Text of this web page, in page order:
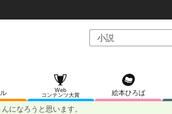
Web
コンテンツ大賞
絵本ひろば
になろうと思います。